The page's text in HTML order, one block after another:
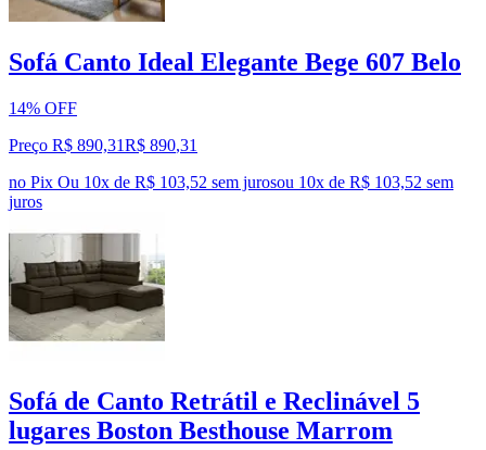
Sofá Canto Ideal Elegante Bege 607 Belo
14% OFF
Preço R$ 890,31R$ 890,31
no Pix Ou 10x de R$ 103,52 sem jurosou 10x de R$ 103,52 sem
juros
Sofá de Canto Retrátil e Reclinável 5
lugares Boston Besthouse Marrom